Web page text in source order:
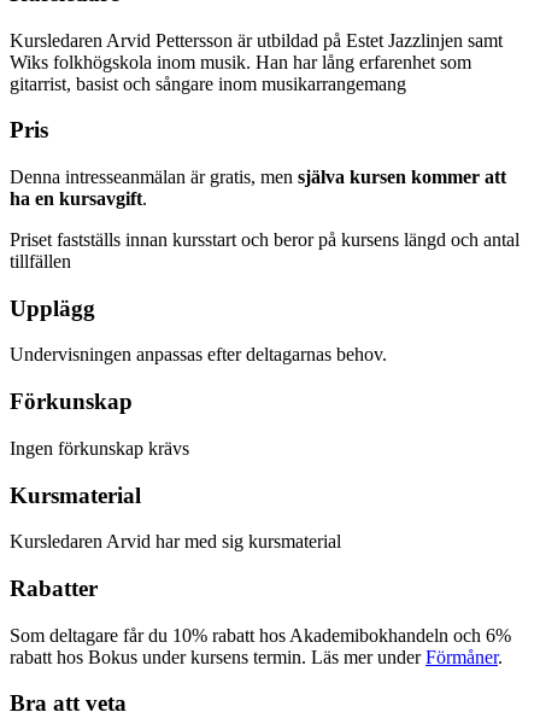
Kursledaren Arvid Pettersson är utbildad på Estet Jazzlinjen samt
Wiks folkhögskola inom musik. Han har lång erfarenhet som
gitarrist, basist och sångare inom musikarrangemang
Pris
Denna intresseanmälan är gratis, men själva kursen kommer att
ha en kursavgift.
Priset fastställs innan kursstart och beror på kursens längd och antal
tillfällen
Upplägg
Undervisningen anpassas efter deltagarnas behov.
Förkunskap
Ingen förkunskap krävs
Kursmaterial
Kursledaren Arvid har med sig kursmaterial
Rabatter
Som deltagare får du 10% rabatt hos Akademibokhandeln och 6%
rabatt hos Bokus under kursens termin. Läs mer underFörmåner.
Bra att veta